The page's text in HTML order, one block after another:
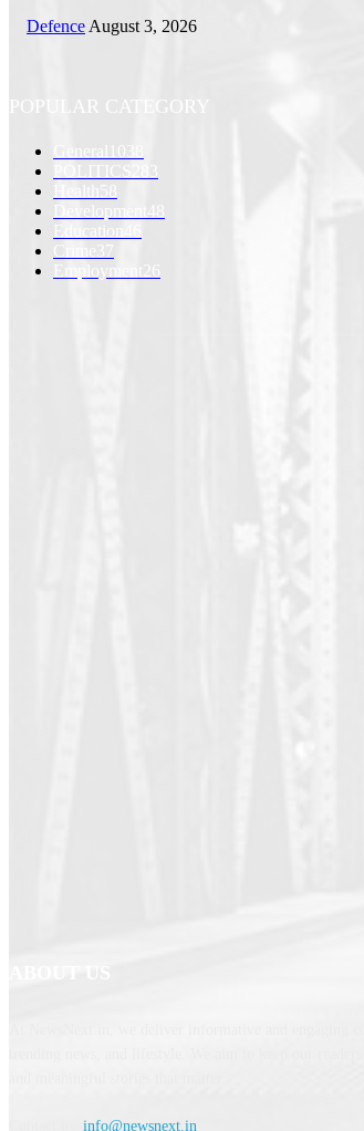
Defence August 3, 2026
POPULAR CATEGORY
General
1038
POLITICS
283
58
Development 48
Education
Crime 37
Employment
26
info@newsnext.in